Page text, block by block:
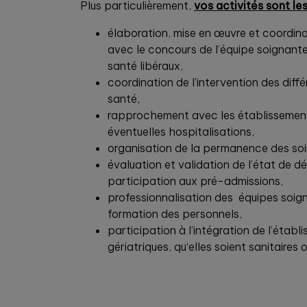
Plus particulièrement, vos activités sont
élaboration, mise en œuvre et
avec le concours de l’équipe
santé libéraux,
coordination de l’intervention des
santé,
rapprochement avec les
éventuelles hospitalisations,
organisation de la permanence des
évaluation et validation de l’état de
participation aux pré-admissions,
professionnalisation des équipes
formation des personnels,
participation à l’intégration de
gériatriques, qu‘elles soient sanitaires